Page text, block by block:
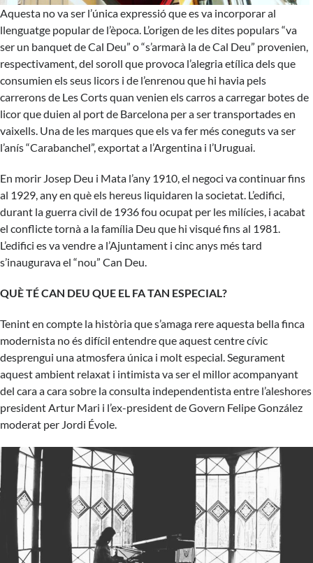
Aquesta no va ser l’única expressió que es va incorporar al
llenguatge popular de l’època. L’origen de les dites populars “va
ser un banquet de Cal Deu” o “s’armarà la de Cal Deu” provenien,
respectivament, del soroll que provoca l’alegria etílica dels que
consumien els seus licors i de l’enrenou que hi havia pels
carrerons de Les Corts quan venien els carros a carregar botes de
licor que duien al port de Barcelona per a ser transportades en
vaixells. Una de les marques que els va fer més coneguts va ser
l’anís “Carabanchel”, exportat a l’Argentina i l’Uruguai.
En morir Josep Deu i Mata l’any 1910, el negoci va continuar fins
al 1929, any en què els hereus liquidaren la societat. L’edifici,
durant la guerra civil de 1936 fou ocupat per les milícies, i acabat
el conflicte tornà a la família Deu que hi visqué fins al 1981.
L’edifici es va vendre a l’Ajuntament i cinc anys més tard
s’inaugurava el “nou” Can Deu.
QUÈ TÉ CAN DEU QUE EL FA TAN ESPECIAL?
Tenint en compte la història que s’amaga rere aquesta bella finca
modernista no és difícil entendre que aquest centre cívic
desprengui una atmosfera única i molt especial. Segurament
aquest ambient relaxat i intimista va ser el millor acompanyant
del cara a cara sobre la consulta independentista entre l’aleshores
president Artur Mari i l’ex-president de Govern Felipe González
moderat per Jordi Évole.